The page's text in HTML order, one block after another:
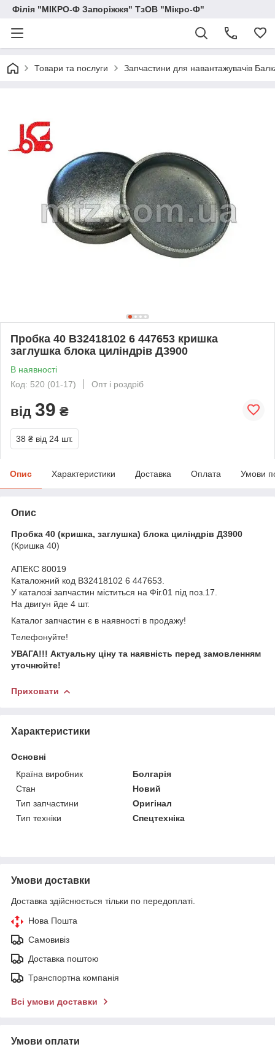
Філія "МІКРО-Ф Запоріжжя" ТзОВ "Мікро-Ф"
Товари та послуги Запчастини для навантажувачів
Пробка 40 В32418102 6 447653 кришка
заглушка блока циліндрів Д3900
В наявності
Код: 520 (01-17)
Опт і роздріб
від 39 ₴
38 ₴ від 24 шт.
Опис Характеристики Доставка Оплата Умови
Опис
Пробка 40 (кришка, заглушка) блока циліндрів Д3900
(Кришка 40)
АПЕКС 80019
Каталожний код В32418102 6 447653.
У каталозі запчастин міститься на Фіг.01 під поз.17.
На двигун йде 4 шт.
Каталог запчастин є в наявності в продажу!
Телефонуйте!
УВАГА!!! Актуальну ціну та наявність перед замовленням
уточнюйте!
Приховати
Характеристики
Основні
Країна виробник
Болгарія
Стан
Новий
Тип запчастини
Оригінал
Тип техніки
Спецтехніка
Умови доставки
Доставка здійснюється тільки по передоплаті.
Нова Пошта
Самовивіз
Доставка поштою
Транспортна компанія
Всі умови доставки
Умови оплати